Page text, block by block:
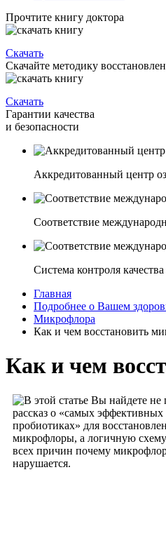
Прочтите книгу доктора
Скачать
Скачайте методику
Скачать
Гарантии качества
и безопасности
Аккредитованный центр
Соответствие
Система контроля
Главная
Подробнее о Вашем
Микрофлора
Как и чем восстановить
Как и чем